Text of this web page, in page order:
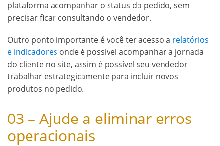
plataforma acompanhar o status do pedido, sem
precisar ficar consultando o vendedor.
Outro ponto importante é você ter acesso a relatórios
e indicadores onde é possível acompanhar a jornada
do cliente no site, assim é possível seu vendedor
trabalhar estrategicamente para incluir novos
produtos no pedido.
03 – Ajude a eliminar erros
operacionais